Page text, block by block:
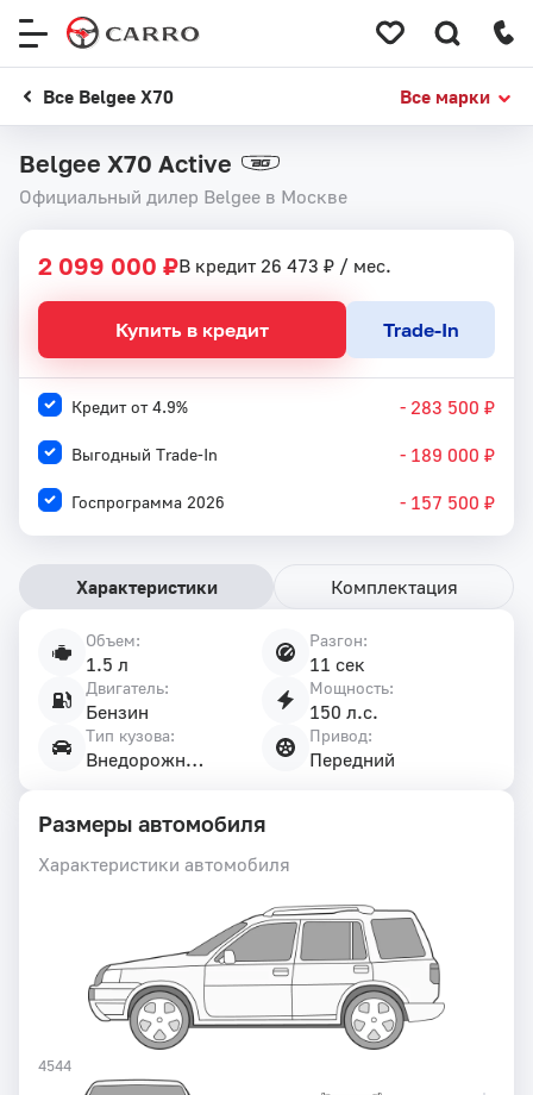
Все Belgee X70 Все марки
Belgee X70 Active
Официальный дилер Belgee в Москве
2 099 000 ₽В кредит 26 473 ₽ / мес.
Купить в кредит Trade-In
Кредит от 4.9% - 283 500 ₽
Выгодный Trade-In - 189 000 ₽
Госпрограмма 2026 - 157 500 ₽
Характеристики Комплектация
Объем:
1.5 л
Разгон:
11 сек
Двигатель:
Бензин
Мощность:
150 л.с.
Тип кузова:
Внедорожник
Привод:
Передний
Размеры автомобиля
Характеристики автомобиля
4544